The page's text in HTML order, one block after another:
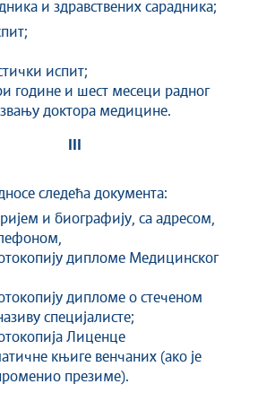
и здравствених сарадника;
испит;
године и шест месеци радног
звању доктора медицине.
следећа документа:
и биографију, са адресом,
дипломе Медицинског
дипломе о стеченом
специјалисте;
Лиценце
књиге венчаних (ако је
презиме).